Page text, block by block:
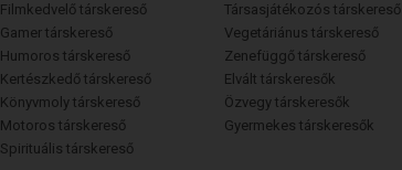
Filmkedvelő társkereső
Gamer társkereső
Humoros társkereső
Kertészkedő társkereső
Könyvmoly társkereső
Motoros társkereső
Spirituális társkereső
Társasjátékozós társkereső
Vegetáriánus társkereső
Zenefüggő társkereső
Elvált társkeresők
Özvegy társkeresők
Gyermekes társkeresők